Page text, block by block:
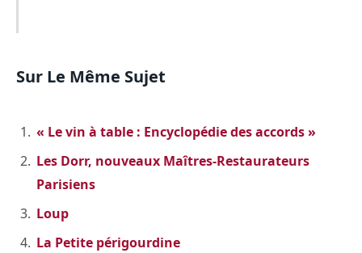
Sur Le Même Sujet
« Le vin à table : Encyclopédie des accords »
Les Dorr, nouveaux Maîtres-Restaurateurs
Parisiens
Loup
La Petite périgourdine